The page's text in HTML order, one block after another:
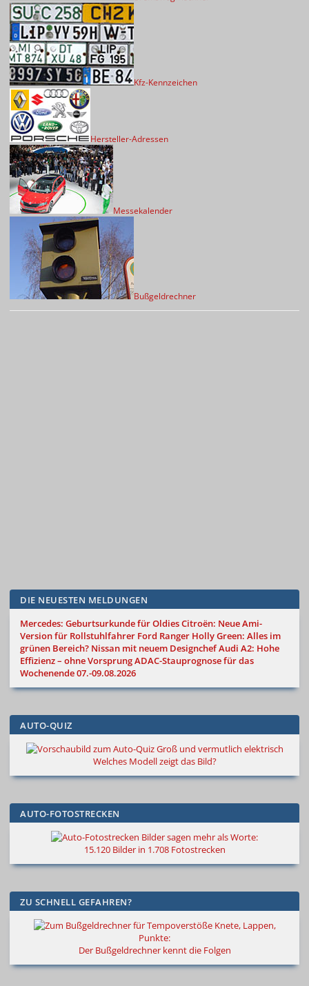
Kfz-Kennzeichen
Hersteller-Adressen
Messekalender
Bußgeldrechner
DIE NEUESTEN MELDUNGEN
Mercedes: Geburtsurkunde für OldiesCitroën: Neue Ami-
Version für Rollstuhlfahrer Ford Ranger Holly Green: Alles im
grünen Bereich? Nissan mit neuem DesignchefAudi A2: Hohe
Effizienz – ohne VorsprungADAC-Stauprognose für das
Wochenende 07.-09.08.2026
AUTO-QUIZ
Groß und vermutlich elektrisch
Welches Modell zeigt das Bild?
AUTO-FOTOSTRECKEN
Bilder sagen mehr als Worte:
15.120 Bilder in 1.708 Fotostrecken
ZU SCHNELL GEFAHREN?
Knete, Lappen,
Punkte:
Der Bußgeldrechner kennt die Folgen